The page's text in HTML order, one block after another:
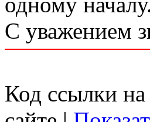
С уважением
Код ссылки